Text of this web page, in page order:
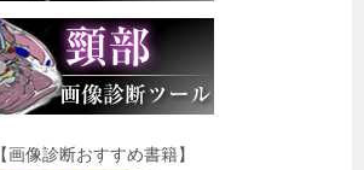
【画像診断おすすめ書籍】